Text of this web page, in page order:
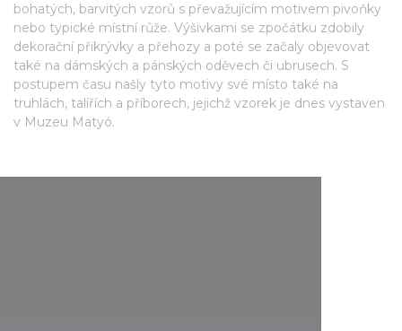
bohatých, barvitých vzorů s převažujícím motivem pivoňky
nebo typické místní růže. Výšivkami se zpočátku zdobily
dekorační přikrývky a přehozy a poté se začaly objevovat
také na dámských a pánských oděvech či ubrusech. S
postupem času našly tyto motivy své místo také na
truhlách, talířích a příborech, jejichž vzorek je dnes vystaven
v Muzeu Matyó.